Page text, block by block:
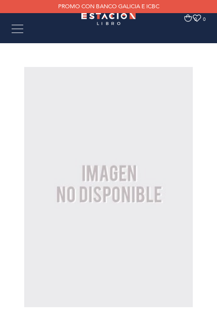
PROMO CON BANCO GALICIA E ICBC
0 0